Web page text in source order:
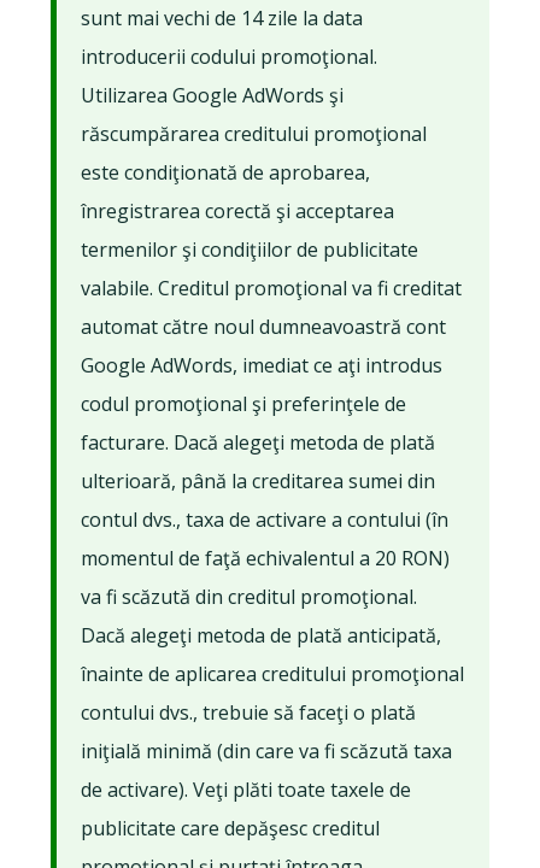
sunt mai vechi de 14 zile la data
introducerii codului promoţional.
Utilizarea Google AdWords şi
răscumpărarea creditului promoţional
este condiţionată de aprobarea,
înregistrarea corectă şi acceptarea
termenilor şi condiţiilor de publicitate
valabile. Creditul promoţional va fi creditat
automat către noul dumneavoastră cont
Google AdWords, imediat ce aţi introdus
codul promoţional şi preferinţele de
facturare. Dacă alegeţi metoda de plată
ulterioară, până la creditarea sumei din
contul dvs., taxa de activare a contului (în
momentul de faţă echivalentul a 20 RON)
va fi scăzută din creditul promoţional.
Dacă alegeţi metoda de plată anticipată,
înainte de aplicarea creditului promoţional
contului dvs., trebuie să faceţi o plată
iniţială minimă (din care va fi scăzută taxa
de activare). Veţi plăti toate taxele de
publicitate care depăşesc creditul